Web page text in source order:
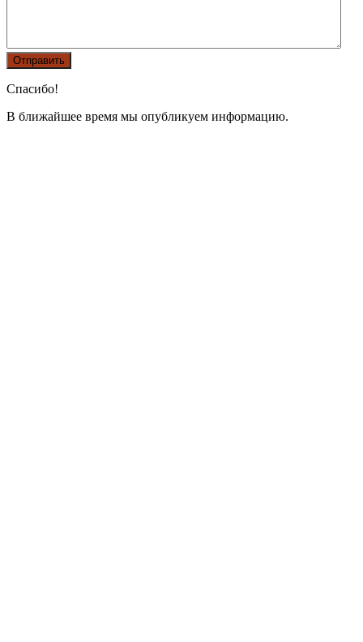
Спасибо!
В ближайшее время мы опубликуем информацию.